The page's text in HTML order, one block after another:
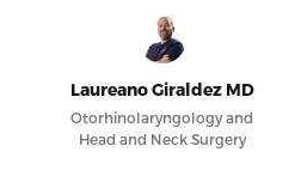
Laureano Giraldez MD
Otorhinolaryngology and
Head and Neck Surgery